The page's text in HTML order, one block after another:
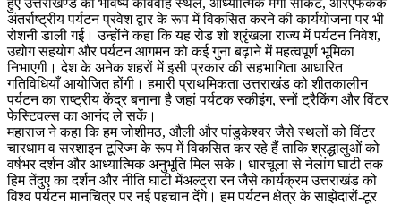
अंतर्राष्ट्रीय पर्यटन प्रवेश द्वार के रूप में विकसित करने की कार्ययोजना पर भी
रोशनी डाली गई। उन्होंने कहा कि यह रोड शो श्रृंखला राज्य में पर्यटन निवेश,
उद्योग सहयोग और पर्यटन आगमन को कई गुना बढ़ाने में महत्वपूर्ण भूमिका
निभाएगी। देश के अनेक शहरों में इसी प्रकार की सहभागिता आधारित
गतिविधियाँ आयोजित होंगी। हमारी प्राथमिकता उत्तराखंड को शीतकालीन
पर्यटन का राष्ट्रीय केंद्र बनाना है जहां पर्यटक स्कीइंग, स्नों ट्रैकिंग और विंटर
फेस्टिवल्स का आनंद ले सकें।
महाराज ने कहा कि हम जोशीमठ, औली और पांडुकेश्वर जैसे स्थलों को विंटर
चारधाम व सरशाइन टूरिज्म के रूप में विकसित कर रहे हैं ताकि श्रद्धालुओं को
वर्षभर दर्शन और आध्यात्मिक अनुभूति मिल सके। धारचूला से नेलांग घाटी तक
हिम तेंदुए का दर्शन और नीति घाटी मेंअल्ट्रा रन जैसे कार्यक्रम उत्तराखंड को
विश्व पर्यटन मानचित्र पर नई पहचान देंगे। हम पर्यटन क्षेत्र के साझेदारों-टूर